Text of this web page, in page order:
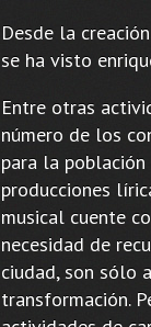
Desde la
se ha visto
Entre otras
número de los
para la población
producciones
musical cuente
necesidad de
ciudad, son sólo
transformación.